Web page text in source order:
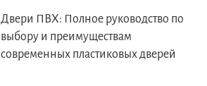
Двери ПВХ: Полное руководство по
выбору и преимуществам
современных пластиковых дверей